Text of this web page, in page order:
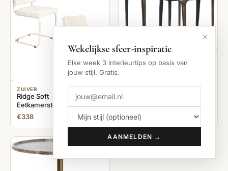
ZUIVER
Ridge Soft
Eetkamerstoelen Gebroken
Wit - Set van 2
€338
LIGHT & LIVING
Bijzettafel ARICA -
€240
×
Wekelijkse sfeer-inspiratie
Elke week 3 interieurtips op basis van
jouw stijl. Gratis.
AANMELDEN →